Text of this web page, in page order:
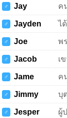
♂ Jay ค
♂ Jayden ไ
♂ Joe พ
♂ Jacob เ
♂ Jame ค
♂ Jimmy บุ
♂ Jesper ผู้